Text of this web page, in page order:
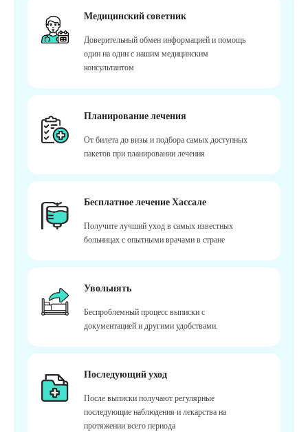
Медицинский советник
Доверительный обмен информацией и помощь
один на один с нашим медицинским
консультантом
Планирование лечения
От билета до визы и подбора самых доступных
пакетов при планировании лечения
Бесплатное лечение Хассале
Получите лучший уход в самых известных
больницах с опытными врачами в стране
Увольнять
Беспроблемный процесс выписки с
документацией и другими удобствами.
Последующий уход
После выписки получают регулярные
последующие наблюдения и лекарства на
протяжении всего периода